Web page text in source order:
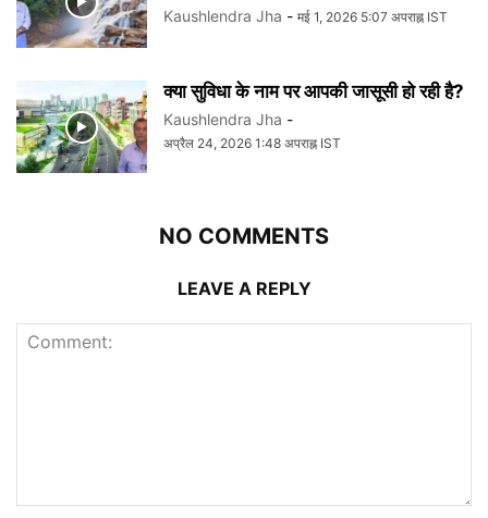
Kaushlendra Jha - मई 1, 2026 5:07 अपराह्न IST
क्या सुविधा के नाम पर आपकी जासूसी हो रही है?
Kaushlendra Jha -
अप्रैल 24, 2026 1:48 अपराह्न IST
NO COMMENTS
LEAVE A REPLY